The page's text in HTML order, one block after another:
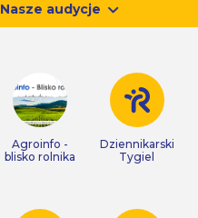
Nasze audycje
Agroinfo -
blisko rolnika
Dziennikarski
Tygiel